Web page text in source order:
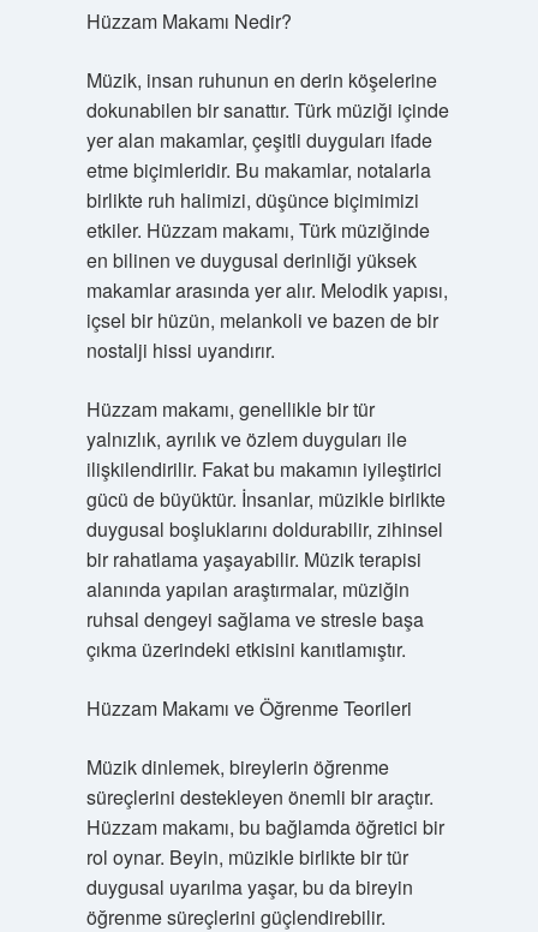
Hüzzam Makamı Nedir?
Müzik, insan ruhunun en derin köşelerine
dokunabilen bir sanattır. Türk müziği içinde
yer alan makamlar, çeşitli duyguları ifade
etme biçimleridir. Bu makamlar, notalarla
birlikte ruh halimizi, düşünce biçimimizi
etkiler. Hüzzam makamı, Türk müziğinde
en bilinen ve duygusal derinliği yüksek
makamlar arasında yer alır. Melodik yapısı,
içsel bir hüzün, melankoli ve bazen de bir
nostalji hissi uyandırır.
Hüzzam makamı, genellikle bir tür
yalnızlık, ayrılık ve özlem duyguları ile
ilişkilendirilir. Fakat bu makamın iyileştirici
gücü de büyüktür. İnsanlar, müzikle birlikte
duygusal boşluklarını doldurabilir, zihinsel
bir rahatlama yaşayabilir. Müzik terapisi
alanında yapılan araştırmalar, müziğin
ruhsal dengeyi sağlama ve stresle başa
çıkma üzerindeki etkisini kanıtlamıştır.
Hüzzam Makamı ve Öğrenme Teorileri
Müzik dinlemek, bireylerin öğrenme
süreçlerini destekleyen önemli bir araçtır.
Hüzzam makamı, bu bağlamda öğretici bir
rol oynar. Beyin, müzikle birlikte bir tür
duygusal uyarılma yaşar, bu da bireyin
öğrenme süreçlerini güçlendirebilir.